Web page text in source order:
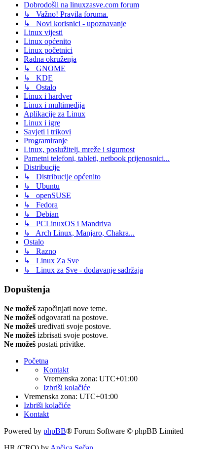
Dobrodošli na linuxzasve.com forum
↳ Važno! Pravila foruma.
↳ Novi korisnici - upoznavanje
Linux vijesti
Linux općenito
Linux početnici
Radna okruženja
↳ GNOME
↳ KDE
↳ Ostalo
Linux i hardver
Linux i multimedija
Aplikacije za Linux
Linux i igre
Savjeti i trikovi
Programiranje
Linux, poslužitelj, mreže i sigurnost
Pametni telefoni, tableti, netbook prijenosnici...
Distribucije
↳ Distribucije općenito
↳ Ubuntu
↳ openSUSE
↳ Fedora
↳ Debian
↳ PCLinuxOS i Mandriva
↳ Arch Linux, Manjaro, Chakra...
Ostalo
↳ Razno
↳ Linux Za Sve
↳ Linux za Sve - dodavanje sadržaja
Dopuštenja
Ne možeš započinjati nove teme.
Ne možeš odgovarati na postove.
Ne možeš uređivati svoje postove.
Ne možeš izbrisati svoje postove.
Ne možeš postati privitke.
Početna
Kontakt
Vremenska zona: UTC+01:00
Izbriši kolačiće
Vremenska zona: UTC+01:00
Izbriši kolačiće
Kontakt
Powered by phpBB® Forum Software © phpBB Limited